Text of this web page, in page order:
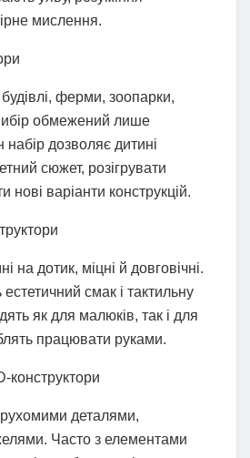
мислення.
ферми, зоопарки,
обмежений лише
дозволяє дитині
сюжет, розігрувати
нові варіанти конструкцій.
на дотик, міцні й довговічні.
смак і тактильну
як для малюків, так і для
працювати руками.
конструктори
деталями,
Часто з елементами